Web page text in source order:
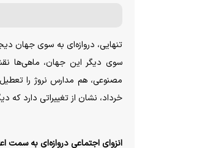
تنهایی، دروازه‌ای به سوی جهان
سوی دیگر این جهان، ماهی‌ها
خرداد، نشان از تغییراتی دارد که
انزوای اجتماعی دروازه‌ای به سمت